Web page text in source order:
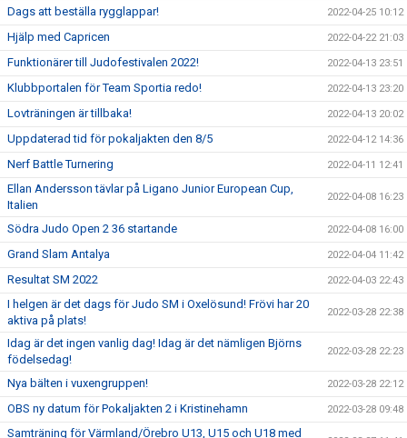
Dags att beställa rygglappar! 2022-04-25 10:12
Hjälp med Capricen 2022-04-22 21:03
Funktionärer till Judofestivalen 2022! 2022-04-13 23:51
Klubbportalen för Team Sportia redo! 2022-04-13 23:20
Lovträningen är tillbaka! 2022-04-13 20:02
Uppdaterad tid för pokaljakten den 8/5 2022-04-12 14:36
Nerf Battle Turnering 2022-04-11 12:41
Ellan Andersson tävlar på Ligano Junior European Cup,
Italien
2022-04-08 16:23
Södra Judo Open 2 36 startande 2022-04-08 16:00
Grand Slam Antalya 2022-04-04 11:42
Resultat SM 2022 2022-04-03 22:43
I helgen är det dags för Judo SM i Oxelösund! Frövi har 20
aktiva på plats!
2022-03-28 22:38
Idag är det ingen vanlig dag! Idag är det nämligen Björns
födelsedag!
2022-03-28 22:23
Nya bälten i vuxengruppen! 2022-03-28 22:12
OBS ny datum för Pokaljakten 2 i Kristinehamn 2022-03-28 09:48
Samträning för Värmland/Örebro U13, U15 och U18 med